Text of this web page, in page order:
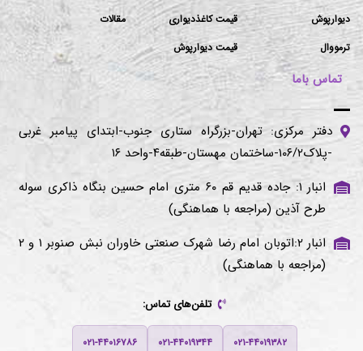
دیوارپوش
ترمووال
قیمت کاغذدیواری
قیمت دیوارپوش
مقالات
تماس باما
دفتر مرکزی: تهران-بزرگراه ستاری جنوب-ابتدای پیامبر غربی
-پلاک۱۰۶/۲-ساختمان مهستان-طبقه۴-واحد ۱۶
انبار ۱: جاده قدیم قم ۶۰ متری امام حسین بنگاه ذاکری سوله
طرح آذین (مراجعه با هماهنگی)
انبار ۲:اتوبان امام رضا شهرک صنعتی خاوران نبش صنوبر ۱ و ۲
(مراجعه با هماهنگی)
تلفن‌های تماس:
۰۲۱-۴۴۰۱۹۳۸۲ ۰۲۱-۴۴۰۱۹۳۴۴ ۰۲۱-۴۴۰۱۶۷۸۶